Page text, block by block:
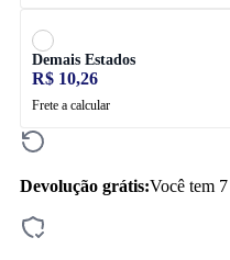
Demais Estados
R$ 10,26
Frete a calcular
Devolução grátis:Você tem